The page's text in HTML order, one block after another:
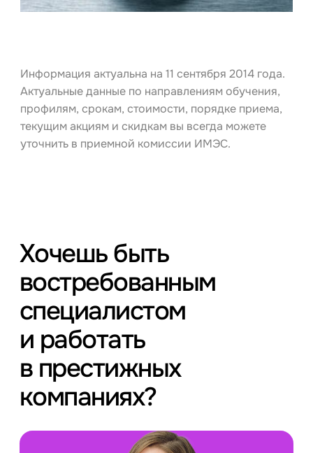
Информация актуальна на 11 сентября 2014 года.
Актуальные данные по направлениям обучения,
профилям, срокам, стоимости, порядке приема,
текущим акциям и скидкам вы всегда можете
уточнить в приемной комиссии ИМЭС.
Хочешь быть
востребованным
специалистом
и работать
в престижных
компаниях?